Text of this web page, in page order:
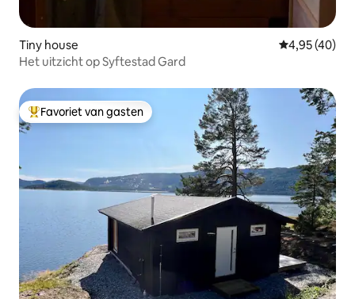
Tiny house Gemiddelde
4,95 (40)
Het uitzicht op Syftestad Gard
Topfavoriet van gasten
Favoriet van gasten